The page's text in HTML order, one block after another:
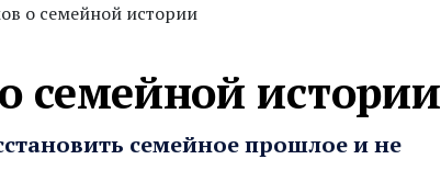
о семейной истории
семейной истории
семейное прошлое и не